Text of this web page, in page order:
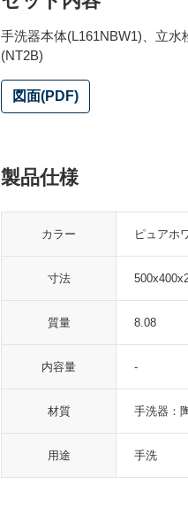
手洗器本体(L161NBW1)、立
(NT2B)
図面(PDF)
製品仕様
カラー ピュアホ
寸法
質量 8.08
内容量 -
材質 手洗器：
用途 手洗